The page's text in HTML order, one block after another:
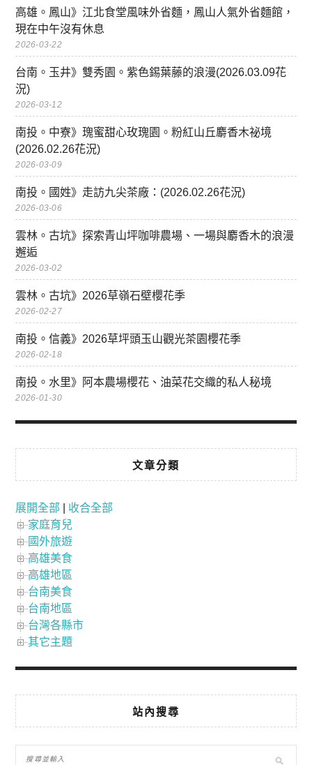
高雄。鳳山》江北食堂風味外省麵，鳳山人氣外省麵館，
現在中午沒有休息
2026-03-22
台南。玉井》雙秀園。紫色錫葉藤的浪漫(2026.03.09花
況)
2026-03-12
南投。中寮》瑰蜜甜心玫瑰園。粉紅山丘麝香木祕境
(2026.02.26花況)
2026-03-09
南投。國姓》走訪九尖茶廠：(2026.02.26花況)
2026-03-06
雲林。古坑》探索青山坪咖啡農場、一場與麝香木的浪漫
邂逅
2026-03-02
雲林。古坑》2026草嶺石壁櫻花季
2026-02-27
南投。信義》2026草坪頭玉山觀光茶園櫻花季
2026-02-18
南投。水里》阿本農場櫻花、油菜花交織的私人秘境
2026-01-30
文章分類
展開全部
收合全部
家庭育兒
國外旅遊
高雄美食
高雄地區
台南美食
台南地區
台灣各縣市
其它主題
站內搜尋